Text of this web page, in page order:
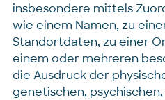
insbesondere mittels
wie einem Namen, zu
Standortdaten, zu einer
einem oder mehreren
die Ausdruck der
genetischen,